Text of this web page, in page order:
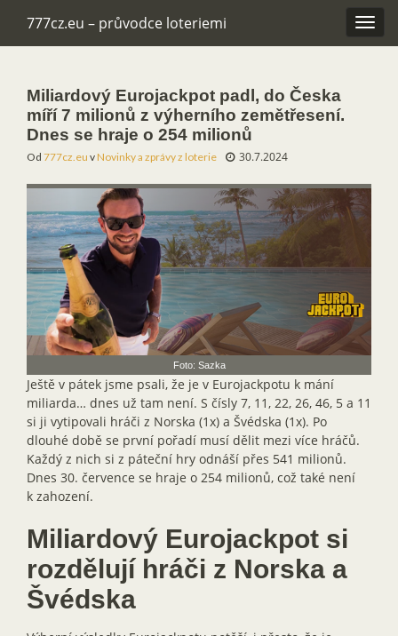
777cz.eu – průvodce loteriemi
Miliardový Eurojackpot padl, do Česka
míří 7 milionů z výherního zemětřesení.
Dnes se hraje o 254 milionů
Od 777cz.eu vNovinky a zprávy z loterie 30.7.2024
Foto: Sazka
Ještě v pátek jsme psali, že je v Eurojackpotu k mání
miliarda… dnes už tam není. S čísly 7, 11, 22, 26, 46, 5 a 11
si ji vytipovali hráči z Norska (1x) a Švédska (1x). Po
dlouhé době se první pořadí musí dělit mezi více hráčů.
Každý z nich si z páteční hry odnáší přes 541 milionů.
Dnes 30. července se hraje o 254 milionů, což také není
k zahození.
Miliardový Eurojackpot si
rozdělují hráči z Norska a
Švédska